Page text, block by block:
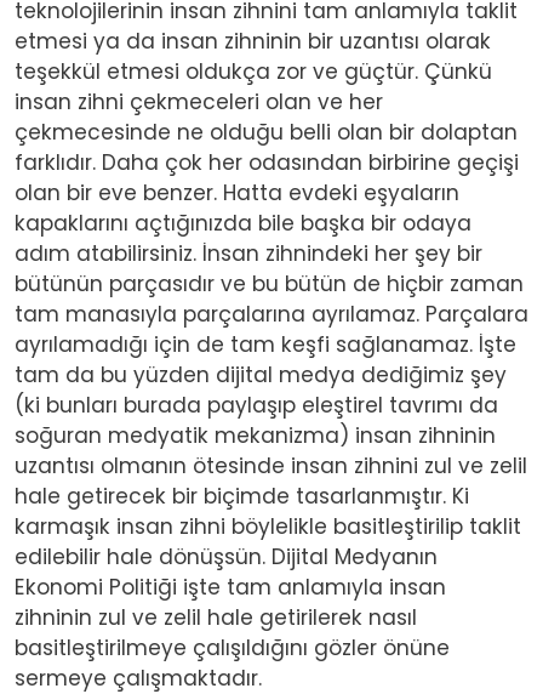
teknolojilerinin insan zihnini tam anlamıyla taklit
etmesi ya da insan zihninin bir uzantısı olarak
teşekkül etmesi oldukça zor ve güçtür. Çünkü
insan zihni çekmeceleri olan ve her
çekmecesinde ne olduğu belli olan bir dolaptan
farklıdır. Daha çok her odasından birbirine geçişi
olan bir eve benzer. Hatta evdeki eşyaların
kapaklarını açtığınızda bile başka bir odaya
adım atabilirsiniz. İnsan zihnindeki her şey bir
bütünün parçasıdır ve bu bütün de hiçbir zaman
tam manasıyla parçalarına ayrılamaz. Parçalara
ayrılamadığı için de tam keşfi sağlanamaz. İşte
tam da bu yüzden dijital medya dediğimiz şey
(ki bunları burada paylaşıp eleştirel tavrımı da
soğuran medyatik mekanizma) insan zihninin
uzantısı olmanın ötesinde insan zihnini zul ve zelil
hale getirecek bir biçimde tasarlanmıştır. Ki
karmaşık insan zihni böylelikle basitleştirilip taklit
edilebilir hale dönüşsün. Dijital Medyanın
Ekonomi Politiği işte tam anlamıyla insan
zihninin zul ve zelil hale getirilerek nasıl
basitleştirilmeye çalışıldığını gözler önüne
sermeye çalışmaktadır.